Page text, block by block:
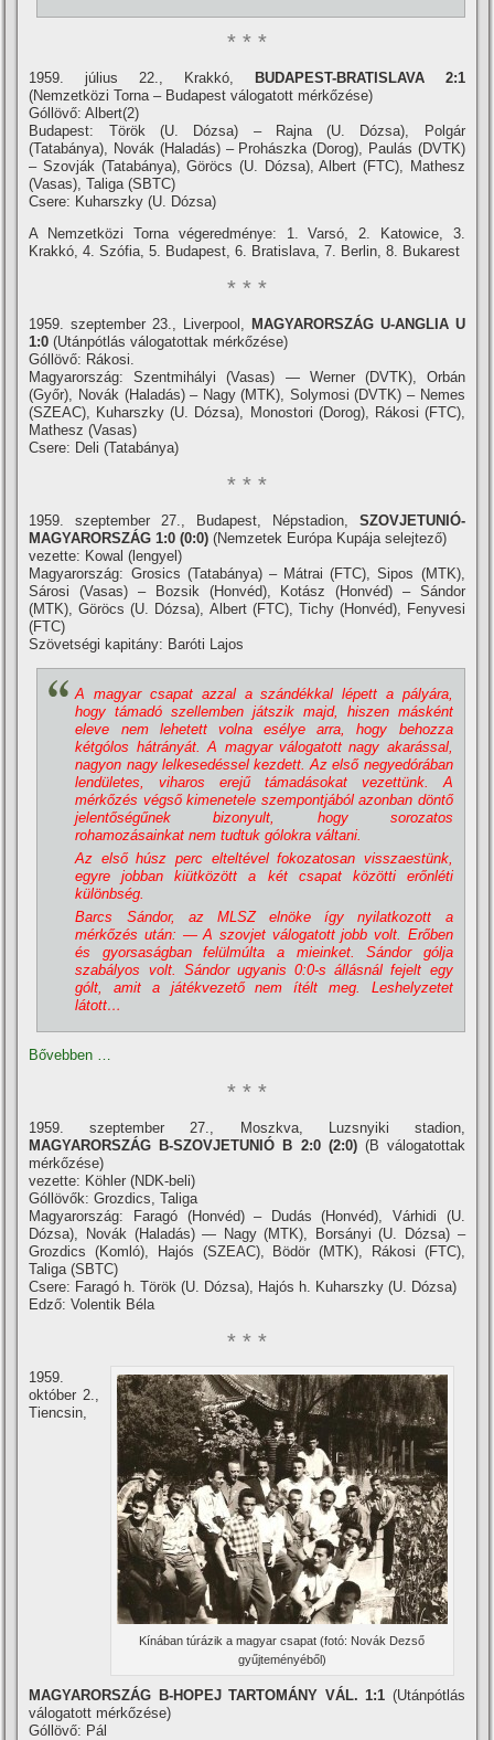
* * *
1959. július 22., Krakkó,
BUDAPEST-BRATISLAVA 2:1
(Nemzetközi Torna – Budapest válogatott mérkőzése)
Góllövő: Albert(2)
Budapest: Török (U. Dózsa) – Rajna (U. Dózsa), Polgár
(Tatabánya), Novák (Haladás) – Prohászka (Dorog), Paulás (DVTK)
– Szovják (Tatabánya), Göröcs (U. Dózsa), Albert (FTC), Mathesz
(Vasas), Taliga (SBTC)
Csere: Kuharszky (U. Dózsa)
A Nemzetközi Torna végeredménye: 1. Varsó, 2. Katowice, 3.
Krakkó, 4. Szófia, 5. Budapest, 6. Bratislava, 7. Berlin, 8. Bukarest
* * *
1959. szeptember 23., Liverpool, MAGYARORSZÁG U-ANGLIA U
1:0 (Utánpótlás válogatottak mérkőzése)
Góllövő: Rákosi.
Magyarország: Szentmihályi (Vasas) — Werner (DVTK), Orbán
(Győr), Novák (Haladás) – Nagy (MTK), Solymosi (DVTK) – Nemes
(SZEAC), Kuharszky (U. Dózsa), Monostori (Dorog), Rákosi (FTC),
Mathesz (Vasas)
Csere: Deli (Tatabánya)
* * *
1959. szeptember 27., Budapest, Népstadion, SZOVJETUNIÓ-
MAGYARORSZÁG 1:0 (0:0) (Nemzetek Európa Kupája selejtező)
vezette: Kowal (lengyel)
Magyarország: Grosics (Tatabánya) – Mátrai (FTC), Sipos (MTK),
Sárosi (Vasas) – Bozsik (Honvéd), Kotász (Honvéd) – Sándor
(MTK), Göröcs (U. Dózsa), Albert (FTC), Tichy (Honvéd), Fenyvesi
(FTC)
Szövetségi kapitány: Baróti Lajos
A magyar csapat azzal a szándékkal lépett a pályára,
hogy támadó szellemben játszik majd, hiszen másként
eleve nem lehetett volna esélye arra, hogy behozza
kétgólos hátrányát. A magyar válogatott nagy akarással,
nagyon nagy lelkesedéssel kezdett. Az első negyedórában
lendületes, viharos erejű támadásokat vezettünk. A
mérkőzés végső kimenetele szempontjából azonban döntő
jelentőségűnek bizonyult, hogy sorozatos
rohamozásainkat nem tudtuk gólokra váltani.
Az első húsz perc elteltével fokozatosan visszaestünk,
egyre jobban kiütközött a két csapat közötti erőnléti
különbség.
Barcs Sándor, az MLSZ elnöke í­gy nyilatkozott a
mérkőzés után: — A szovjet válogatott jobb volt. Erőben
és gyorsaságban felülmúlta a mieinket. Sándor gólja
szabályos volt. Sándor ugyanis 0:0-s állásnál fejelt egy
gólt, amit a játékvezető nem í­télt meg. Leshelyzetet
látott…
Bővebben …
* * *
1959. szeptember 27., Moszkva, Luzsnyiki stadion,
MAGYARORSZÁG B-SZOVJETUNIÓ B 2:0 (2:0)(B válogatottak
mérkőzése)
vezette: Köhler (NDK-beli)
Góllövők: Grozdics, Taliga
Magyarország: Faragó (Honvéd) – Dudás (Honvéd), Várhidi (U.
Dózsa), Novák (Haladás) — Nagy (MTK), Borsányi (U. Dózsa) –
Grozdics (Komló), Hajós (SZEAC), Bödör (MTK), Rákosi (FTC),
Taliga (SBTC)
Csere: Faragó h. Török (U. Dózsa), Hajós h. Kuharszky (U. Dózsa)
Edző: Volentik Béla
* * *
Kí­nában túrázik a magyar csapat (fotó: Novák Dezső
gyűjteményéből)
1959.
október 2.,
Tiencsin,
MAGYARORSZÁG B-HOPEJ TARTOMÁNY VÁL. 1:1 (Utánpótlás
válogatott mérkőzése)
Góllövő: Pál